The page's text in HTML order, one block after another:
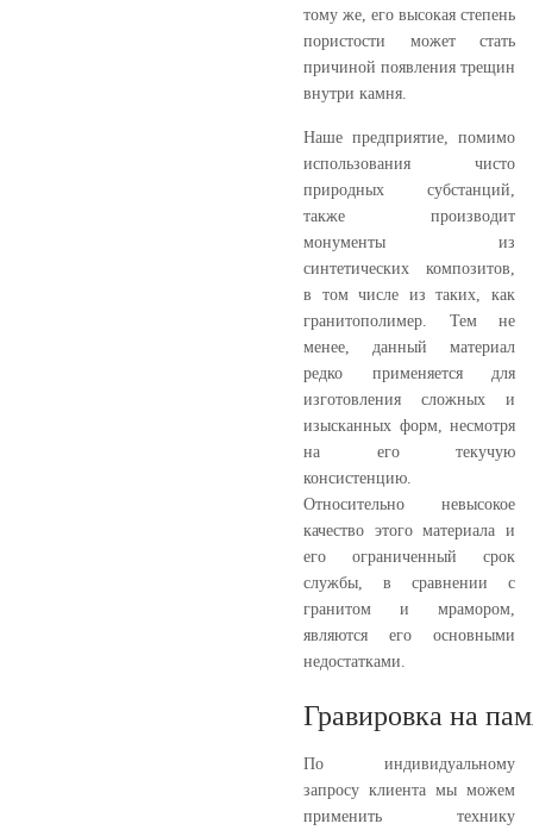
тому же, его высокая степень
пористости может стать
причиной появления трещин
внутри камня.
Наше предприятие, помимо
использования чисто
природных субстанций,
также производит
монументы из
синтетических композитов,
в том числе из таких, как
гранитополимер. Тем не
менее, данный материал
редко применяется для
изготовления сложных и
изысканных форм, несмотря
на его текучую
консистенцию.
Относительно невысокое
качество этого материала и
его ограниченный срок
службы, в сравнении с
гранитом и мрамором,
являются его основными
недостатками.
Гравировка на
По индивидуальному
запросу клиента мы можем
применить технику